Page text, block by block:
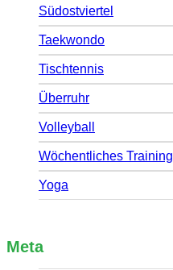
Südostviertel
Taekwondo
Tischtennis
Überruhr
Volleyball
Wöchentliches Training
Yoga
Meta